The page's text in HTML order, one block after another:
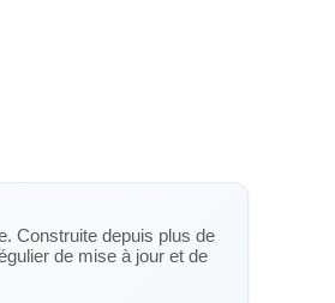
Construite depuis plus de
de mise à jour et de